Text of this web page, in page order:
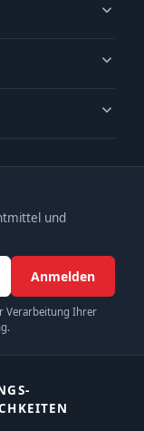
und
Anmelden
Verarbeitung Ihrer